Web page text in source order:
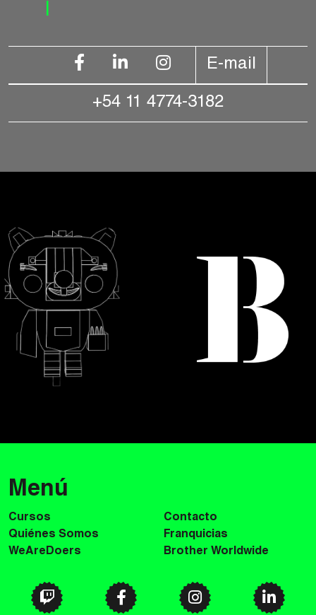
|
E-mail
+54 11 4774-3182
Menú
Cursos
Quiénes Somos
WeAreDoers
Contacto
Franquicias
Brother Worldwide